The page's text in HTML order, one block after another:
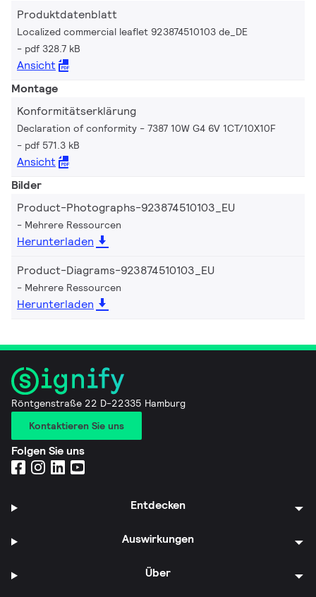
Produktdatenblatt
Localized commercial leaflet 923874510103 de_DE
pdf 328.7 kB
Ansicht
Montage
Konformitätserklärung
Declaration of conformity - 7387 10W G4 6V 1CT/10X10F
pdf 571.3 kB
Ansicht
Bilder
Product-Photographs-923874510103_EU
Mehrere Ressourcen
Herunterladen
Product-Diagrams-923874510103_EU
Mehrere Ressourcen
Herunterladen
Röntgenstraße 22 D-22335 Hamburg
Kontaktieren Sie uns
Folgen Sie uns
Entdecken
Auswirkungen
Über